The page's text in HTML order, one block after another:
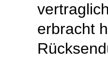
erbracht